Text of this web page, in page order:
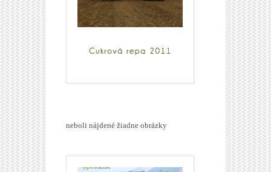
neboli nájdené žiadne obrázky